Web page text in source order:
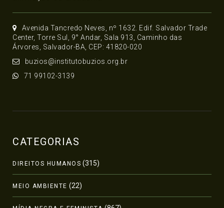
Avenida Tancredo Neves, nº 1632. Edif. Salvador Trade
Center, Torre Sul, 9° Andar, Sala 913, Caminho das
Árvores, Salvador-BA, CEP: 41820-020
buzios@institutobuzios.org.br
71 99102-3139
CATEGORIAS
DIREITOS HUMANOS (315)
MEIO AMBIENTE (22)